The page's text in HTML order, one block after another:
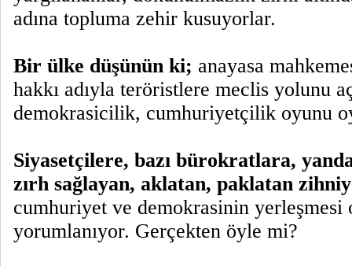
adına topluma zehir kusuyorlar.
Bir ülke düşünün ki; anayasa
hakkı adıyla teröristlere meclis yolunu
demokrasicilik, cumhuriyetçilik oyunu
Siyasetçilere, bazı bürokratlara,
zırh sağlayan, aklatan, paklatan
cumhuriyet ve demokrasinin yerleşmesi
yorumlanıyor. Gerçekten öyle mi?